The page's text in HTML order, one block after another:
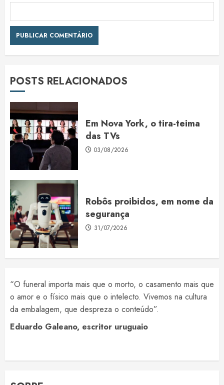
POSTS RELACIONADOS
Em Nova York, o tira-teima
das TVs
03/08/2026
Robôs proibidos, em nome da
segurança
31/07/2026
“O funeral importa mais que o morto, o casamento mais que
o amor e o físico mais que o intelecto. Vivemos na cultura
da embalagem, que despreza o conteúdo”.
Eduardo Galeano, escritor uruguaio